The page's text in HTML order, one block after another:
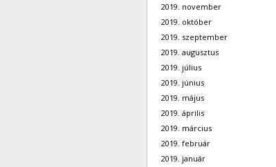
2019. november
2019. október
2019. szeptember
2019. augusztus
2019. július
2019. június
2019. május
2019. április
2019. március
2019. február
2019. január